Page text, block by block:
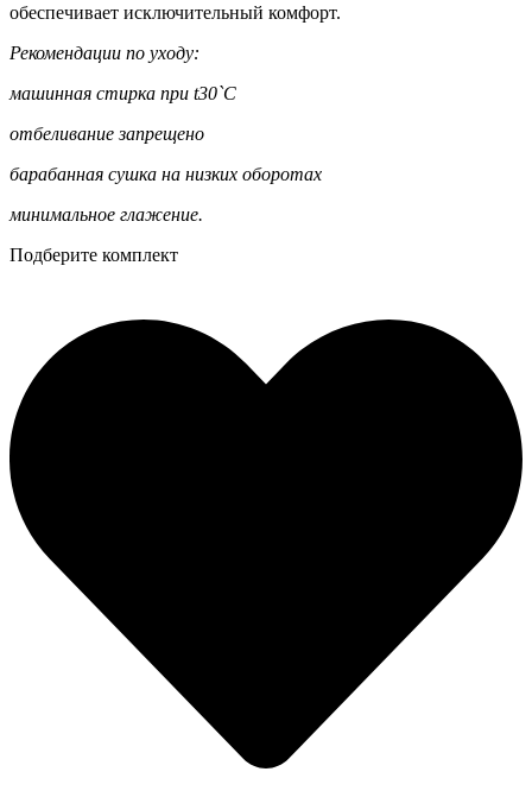
обеспечивает исключительный комфорт.
Рекомендации по уходу:
машинная стирка при t30`С
отбеливание запрещено
барабанная сушка на низких оборотах
минимальное глажение.
Подберите комплект